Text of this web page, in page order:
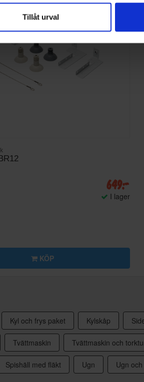
Tillåt urval
BR12
649:-
I lager
KÖP
Kyl och frys paket Kylskåp
Tvättmaskin Tvättmaskin och
Spishäll med fläkt Ugn Ugn